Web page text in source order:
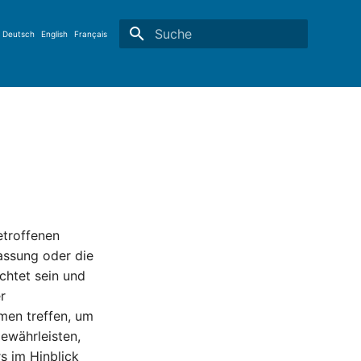
Deutsch English Français
oder die
sein und
treffen, um
im Hinblick